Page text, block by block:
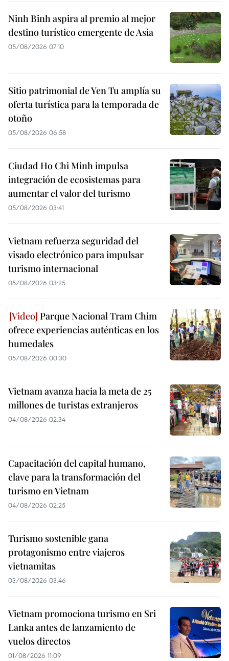
Ninh Binh aspira al premio al mejor
destino turístico emergente de Asia
05/08/2026 07:10
Sitio patrimonial de Yen Tu amplía su
oferta turística para la temporada de
otoño
05/08/2026 06:58
Ciudad Ho Chi Minh impulsa
integración de ecosistemas para
aumentar el valor del turismo
05/08/2026 03:41
Vietnam refuerza seguridad del
visado electrónico para impulsar
turismo internacional
05/08/2026 03:25
Parque Nacional Tram Chim
ofrece experiencias auténticas en los
humedales
05/08/2026 00:30
Vietnam avanza hacia la meta de 25
millones de turistas extranjeros
04/08/2026 02:34
Capacitación del capital humano,
clave para la transformación del
turismo en Vietnam
04/08/2026 02:25
Turismo sostenible gana
protagonismo entre viajeros
vietnamitas
03/08/2026 03:46
Vietnam promociona turismo en Sri
Lanka antes de lanzamiento de
vuelos directos
01/08/2026 11:09